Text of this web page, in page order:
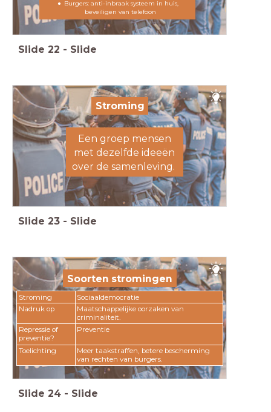
Burgers: anti-inbraak systeem in huis,
beveiligen van telefoon
Slide 22 - Slide
Een groep mensen
met dezelfde ideeën
over de samenleving.
Stroming
Slide 23 - Slide
Soorten stromingen
Stroming
Sociaaldemocratie
Nadruk op
Maatschappelijke oorzaken van
criminaliteit.
Repressie of
preventie?
Preventie
Toelichting
Meer taakstraffen, betere bescherming
van rechten van burgers.
Slide 24 - Slide